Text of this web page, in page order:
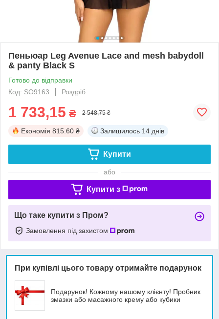
Пеньюар Leg Avenue Lace and mesh babydoll
& panty Black S
Готово до відправки
Код: SO9163
Роздріб
1 733,15 ₴ 2 548,75 ₴
Економія 815.60 ₴ Залишилось 14 днів
Купити
або
Купити з
Що таке купити з Пром?
Замовлення під захистом
При купівлі цього товару отримайте подарунок
Подарунок! Кожному нашому клієнту! Пробник
змазки або масажного крему або кубики